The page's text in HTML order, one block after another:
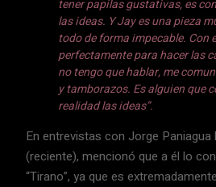
tener papilas gustativas, es
las ideas. Y Jay es una pieza
todo de forma impecable. Con
perfectamente para hacer las
no tengo que hablar, me
y tamborazos. Es alguien que
realidad las ideas”.
En entrevistas con Jorge
(reciente), mencionó que a él lo
“Tirano”, ya que es